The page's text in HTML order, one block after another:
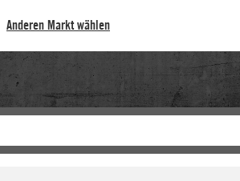
Anderen Markt wählen